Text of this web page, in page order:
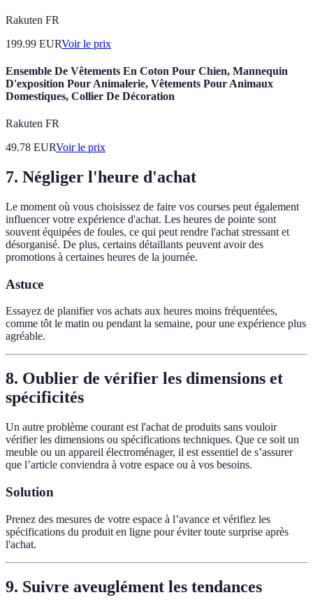
Rakuten FR
199.99 EURVoir le prix
Ensemble De Vêtements En Coton Pour Chien, Mannequin
D'exposition Pour Animalerie, Vêtements Pour Animaux
Domestiques, Collier De Décoration
Rakuten FR
49.78 EURVoir le prix
7. Négliger l'heure d'achat
Le moment où vous choisissez de faire vos courses peut également
influencer votre expérience d'achat. Les heures de pointe sont
souvent équipées de foules, ce qui peut rendre l'achat stressant et
désorganisé. De plus, certains détaillants peuvent avoir des
promotions à certaines heures de la journée.
Astuce
Essayez de planifier vos achats aux heures moins fréquentées,
comme tôt le matin ou pendant la semaine, pour une expérience plus
agréable.
8. Oublier de vérifier les dimensions et
spécificités
Un autre problème courant est l'achat de produits sans vouloir
vérifier les dimensions ou spécifications techniques. Que ce soit un
meuble ou un appareil électroménager, il est essentiel de s’assurer
que l’article conviendra à votre espace ou à vos besoins.
Solution
Prenez des mesures de votre espace à l’avance et vérifiez les
spécifications du produit en ligne pour éviter toute surprise après
l'achat.
9. Suivre aveuglément les tendances